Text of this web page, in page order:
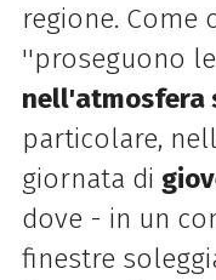
regione.
''proseguono le
nell'atmosfera
particolare,
giornata di
dove - in un
finestre